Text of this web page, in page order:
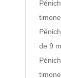
de 9 m